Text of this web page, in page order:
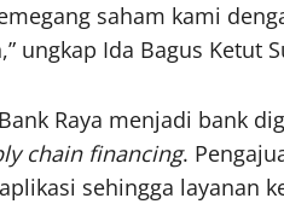
saham kami
Ida Bagus Ketut
Raya menjadi bank
chain financing.
sehingga layanan